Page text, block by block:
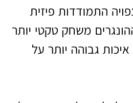
התמודדות פיזית
משחק טקטי יותר
גבוהה יותר על